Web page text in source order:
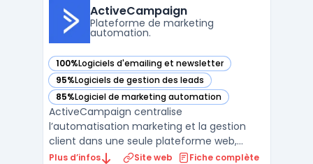
clients, de personnaliser les interactions en
temps réel et de mesurer ...
ActiveCampaign
Plateforme de marketing
automation.
100%Logiciels d'emailing et newsletter
— voir ActiveCampaign dans cette catégorie
95%Logiciels de gestion des leads
— voir ActiveCampaign dans cette catégorie
85%Logiciel de marketing automation
— voir ActiveCampaign dans cette catégorie
ActiveCampaign centralise
l’automatisation marketing et la gestion
client dans une seule plateforme web,
conçue pour la transformation digitale des
Plus d’infos Site web Fiche complète